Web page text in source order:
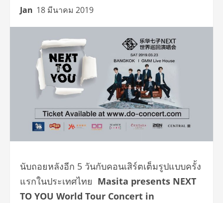
Jan 18 มีนาคม 2019
นับถอยหลังอีก 5 วันกับคอนเสิร์ตเต็มรูปแบบครั้ง
แรกในประเทศไทย Masita presents NEXT
TO YOU World Tour Concert in